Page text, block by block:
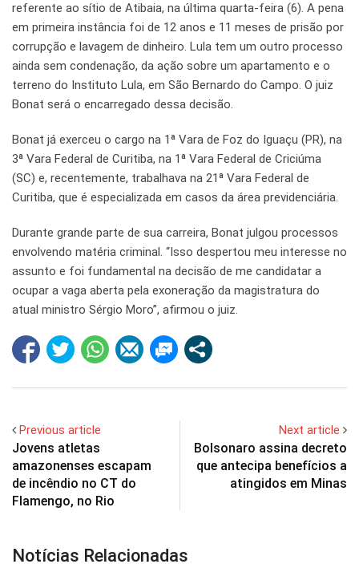
referente ao sítio de Atibaia, na última quarta-feira (6). A pena
em primeira instância foi de 12 anos e 11 meses de prisão por
corrupção e lavagem de dinheiro. Lula tem um outro processo
ainda sem condenação, da ação sobre um apartamento e o
terreno do Instituto Lula, em São Bernardo do Campo. O juiz
Bonat será o encarregado dessa decisão.
Bonat já exerceu o cargo na 1ª Vara de Foz do Iguaçu (PR), na
3ª Vara Federal de Curitiba, na 1ª Vara Federal de Criciúma
(SC) e, recentemente, trabalhava na 21ª Vara Federal de
Curitiba, que é especializada em casos da área previdenciária.
Durante grande parte de sua carreira, Bonat julgou processos
envolvendo matéria criminal. “Isso despertou meu interesse no
assunto e foi fundamental na decisão de me candidatar a
ocupar a vaga aberta pela exoneração da magistratura do
atual ministro Sérgio Moro”, afirmou o juiz.
Previous article
Jovens atletas
amazonenses escapam
de incêndio no CT do
Flamengo, no Rio
Next article
Bolsonaro assina decreto
que antecipa benefícios a
atingidos em Minas
Notícias Relacionadas